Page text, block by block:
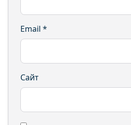
Email *
Сайт